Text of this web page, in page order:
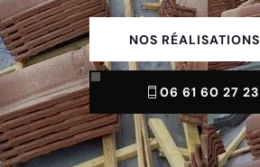
NOS RÉALISATIONS
06 61 60 27 23